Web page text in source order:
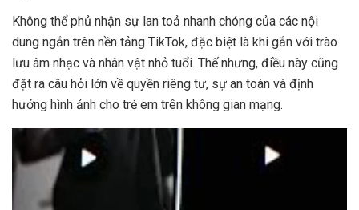
Không thể phủ nhận sự lan toả nhanh chóng của các nội
dung ngắn trên nền tảng TikTok, đặc biệt là khi gắn với trào
lưu âm nhạc và nhân vật nhỏ tuổi. Thế nhưng, điều này cũng
đặt ra câu hỏi lớn về quyền riêng tư, sự an toàn và định
hướng hình ảnh cho trẻ em trên không gian mạng.